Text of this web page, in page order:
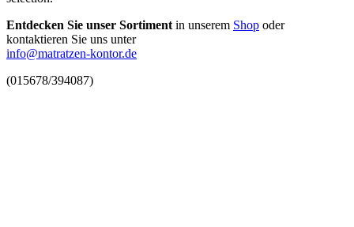
Entdecken Sie unser Sortiment in unserem Shop oder
kontaktieren Sie uns unter
info@matratzen-kontor.de
(015678/394087)